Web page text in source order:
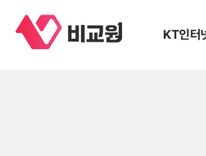
KT인터